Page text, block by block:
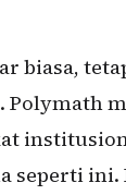
biasa,
seperti ini.